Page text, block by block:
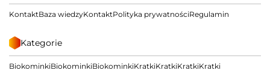
KontaktBaza wiedzyKontaktPolityka prywatnościRegulamin
Kategorie
BiokominkiBiokominkiBiokominkiKratkiKratkiKratkiKratki